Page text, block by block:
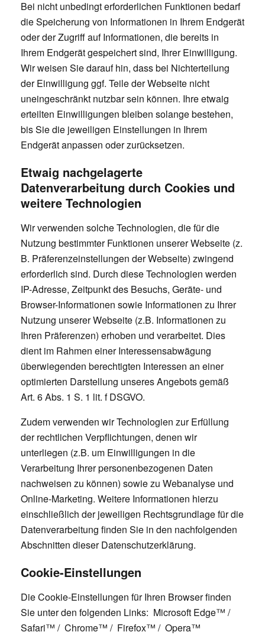
Bei nicht unbedingt erforderlichen Funktionen bedarf
die Speicherung von Informationen in Ihrem Endgerät
oder der Zugriff auf Informationen, die bereits in
Ihrem Endgerät gespeichert sind, Ihrer Einwilligung.
Wir weisen Sie darauf hin, dass bei Nichterteilung
der Einwilligung ggf. Teile der Webseite nicht
uneingeschränkt nutzbar sein können. Ihre etwaig
erteilten Einwilligungen bleiben solange bestehen,
bis Sie die jeweiligen Einstellungen in Ihrem
Endgerät anpassen oder zurücksetzen.
Etwaig nachgelagerte
Datenverarbeitung durch Cookies und
weitere Technologien
Wir verwenden solche Technologien, die für die
Nutzung bestimmter Funktionen unserer Webseite (z.
B. Präferenzeinstellungen der Webseite) zwingend
erforderlich sind. Durch diese Technologien werden
IP-Adresse, Zeitpunkt des Besuchs, Geräte- und
Browser-Informationen sowie Informationen zu Ihrer
Nutzung unserer Webseite (z.B. Informationen zu
Ihren Präferenzen) erhoben und verarbeitet. Dies
dient im Rahmen einer Interessensabwägung
überwiegenden berechtigten Interessen an einer
optimierten Darstellung unseres Angebots gemäß
Art. 6 Abs. 1 S. 1 lit. f DSGVO.
Zudem verwenden wir Technologien zur Erfüllung
der rechtlichen Verpflichtungen, denen wir
unterliegen (z.B. um Einwilligungen in die
Verarbeitung Ihrer personenbezogenen Daten
nachweisen zu können) sowie zu Webanalyse und
Online-Marketing. Weitere Informationen hierzu
einschließlich der jeweiligen Rechtsgrundlage für die
Datenverarbeitung finden Sie in den nachfolgenden
Abschnitten dieser Datenschutzerklärung.
Cookie-Einstellungen
Die Cookie-Einstellungen für Ihren Browser finden
Sie unter den folgenden Links: Microsoft Edge™ /
Safari™ / Chrome™ / Firefox™ / Opera™